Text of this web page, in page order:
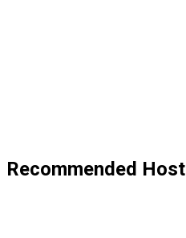
Recommended Host